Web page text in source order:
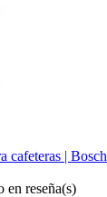
cafeteras | Bosch
en reseña(s)